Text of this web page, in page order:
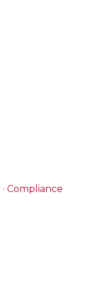
Compliance